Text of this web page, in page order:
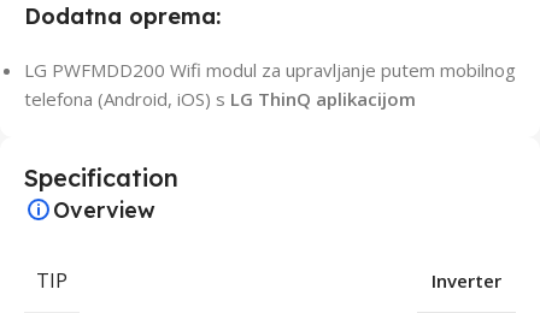
Dodatna oprema:
LG PWFMDD200 Wifi modul za upravljanje putem mobilnog
telefona (Android, iOS) s LG ThinQ aplikacijom
Specification
Overview
TIP Inverter